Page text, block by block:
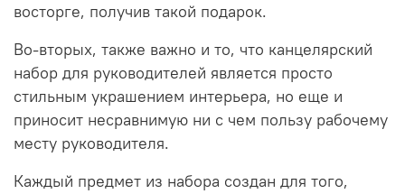
восторге, получив такой подарок.
Во-вторых, также важно и то, что канцелярский
набор для руководителей является просто
стильным украшением интерьера, но еще и
приносит несравнимую ни с чем пользу рабочему
месту руководителя.
Каждый предмет из набора создан для того,